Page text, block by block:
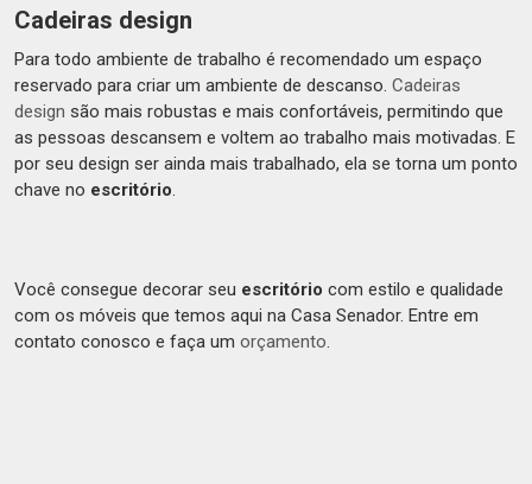
Cadeiras design
Para todo ambiente de trabalho é recomendado um espaço
reservado para criar um ambiente de descanso. Cadeiras
design são mais robustas e mais confortáveis, permitindo que
as pessoas descansem e voltem ao trabalho mais motivadas. E
por seu design ser ainda mais trabalhado, ela se torna um ponto
chave no escritório.
Você consegue decorar seu escritório com estilo e qualidade
com os móveis que temos aqui na Casa Senador. Entre em
contato conosco e faça um orçamento.